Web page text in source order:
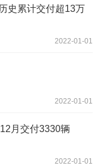
史累计交付超13万
2022-01-01
2022-01-01
月交付3330辆
2022-01-01